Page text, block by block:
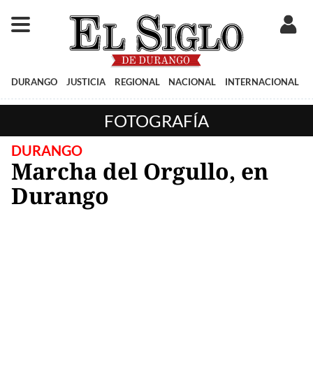
DURANGO JUSTICIA REGIONAL NACIONAL INTERNACIONAL
FOTOGRAFÍA
DURANGO
Marcha del Orgullo, en
Durango